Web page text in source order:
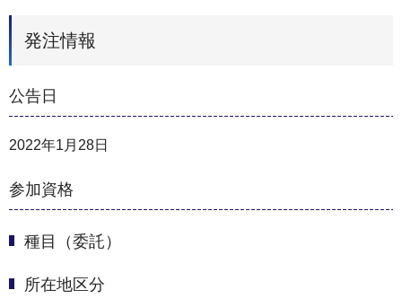
発注情報
公告日
2022年1月28日
参加資格
種目（委託）
所在地区分